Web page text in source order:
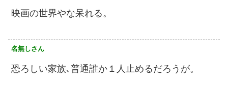
映画の世界やな呆れる。
名無しさん
恐ろしい家族､普通誰か１人止めるだろうが。